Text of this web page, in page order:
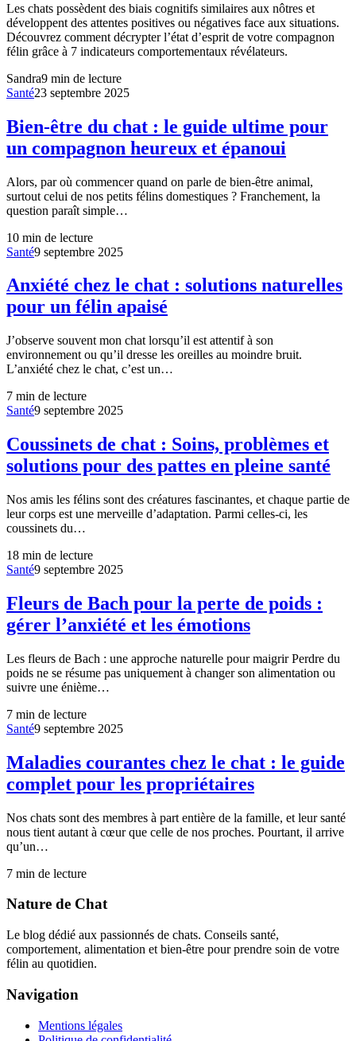
Les chats possèdent des biais cognitifs similaires aux nôtres et
développent des attentes positives ou négatives face aux situations.
Découvrez comment décrypter l’état d’esprit de votre compagnon
félin grâce à 7 indicateurs comportementaux révélateurs.
Sandra9 min de lecture
Santé23 septembre 2025
Bien-être du chat : le guide ultime pour
un compagnon heureux et épanoui
Alors, par où commencer quand on parle de bien-être animal,
surtout celui de nos petits félins domestiques ? Franchement, la
question paraît simple…
10 min de lecture
Santé9 septembre 2025
Anxiété chez le chat : solutions naturelles
pour un félin apaisé
J’observe souvent mon chat lorsqu’il est attentif à son
environnement ou qu’il dresse les oreilles au moindre bruit.
L’anxiété chez le chat, c’est un…
7 min de lecture
Santé9 septembre 2025
Coussinets de chat : Soins, problèmes et
solutions pour des pattes en pleine santé
Nos amis les félins sont des créatures fascinantes, et chaque partie de
leur corps est une merveille d’adaptation. Parmi celles-ci, les
coussinets du…
18 min de lecture
Santé9 septembre 2025
Fleurs de Bach pour la perte de poids :
gérer l’anxiété et les émotions
Les fleurs de Bach : une approche naturelle pour maigrir Perdre du
poids ne se résume pas uniquement à changer son alimentation ou
suivre une énième…
7 min de lecture
Santé9 septembre 2025
Maladies courantes chez le chat : le guide
complet pour les propriétaires
Nos chats sont des membres à part entière de la famille, et leur santé
nous tient autant à cœur que celle de nos proches. Pourtant, il arrive
qu’un…
7 min de lecture
Nature de Chat
Le blog dédié aux passionnés de chats. Conseils santé,
comportement, alimentation et bien-être pour prendre soin de votre
félin au quotidien.
Navigation
Mentions légales